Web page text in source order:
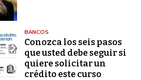
BANCOS
Conozca los seis pasos
que usted debe seguir si
quiere solicitar un
crédito este curso